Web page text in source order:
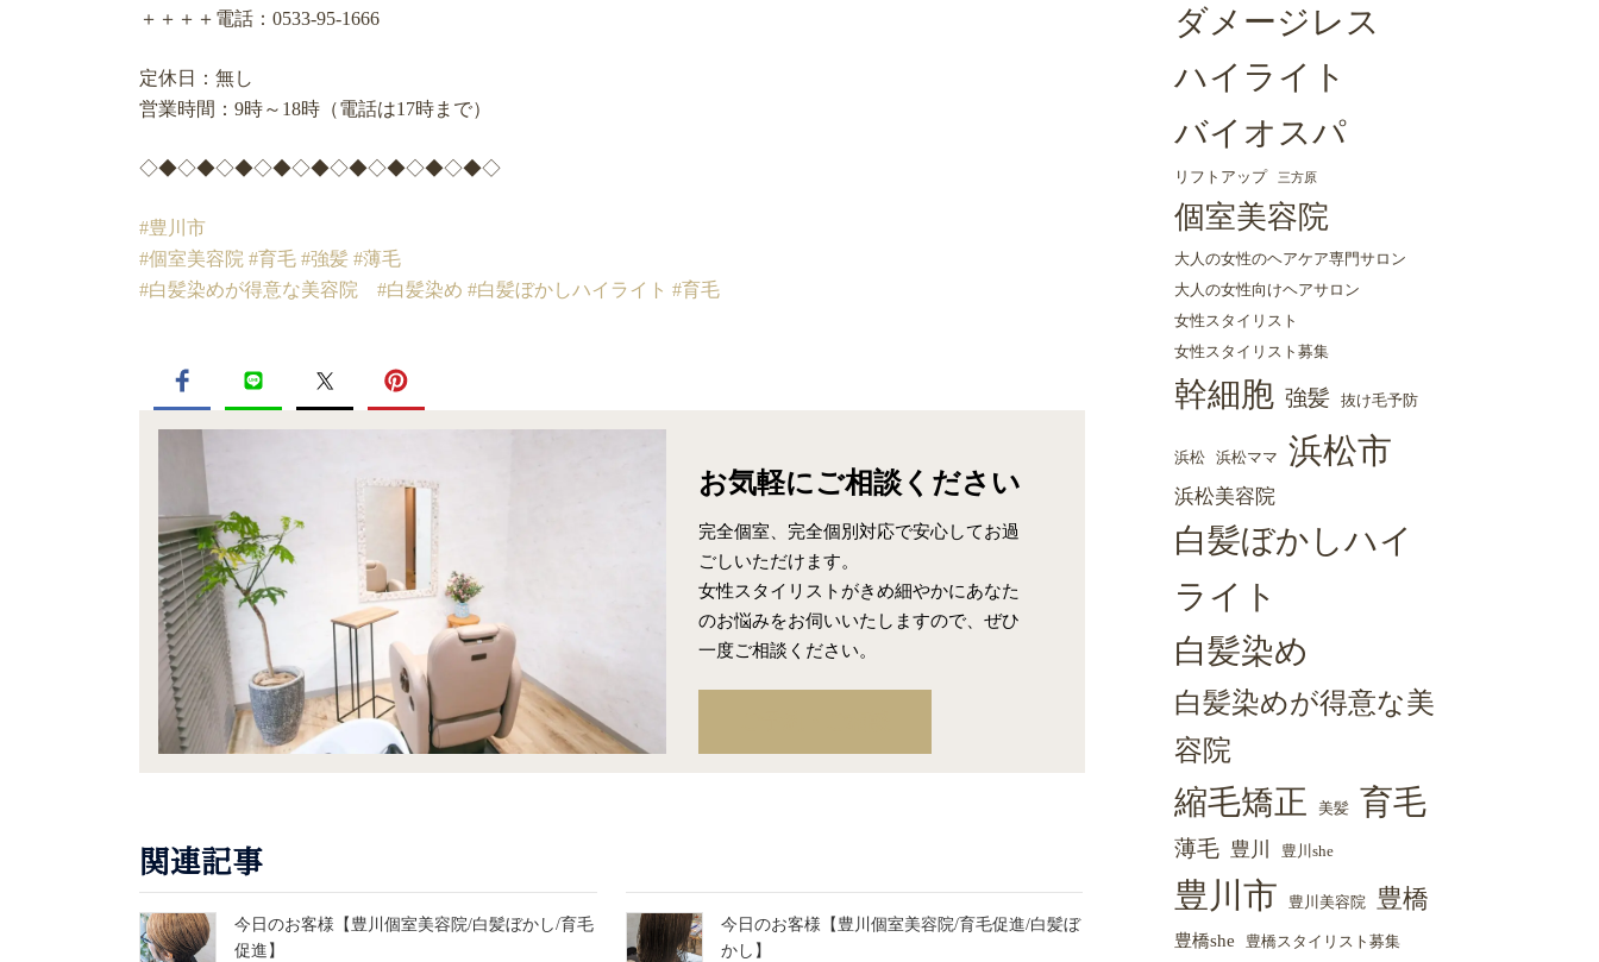
＋＋＋＋電話：0533-95-1666
定休日：無し
営業時間：9時～18時（電話は17時まで）
◇◆◇◆◇◆◇◆◇◆◇◆◇◆◇◆◇◆◇
#豊川市
#個室美容院 #育毛 #強髪 #薄毛
#白髪染めが得意な美容院
#白髪染め #白髪ぼかしハイライト #育毛
お気軽にご相談ください
完全個室、完全個別対応で安心してお過
ごしいただけます。
女性スタイリストがきめ細やかにあなた
のお悩みをお伺いいたしますので、ぜひ
一度ご相談ください。
関連記事
今日のお客様【豊川個室美容院/白髪ぼかし/育毛
促進】
今日のお客様【豊川個室美容院/育毛促進/白髪ぼ
かし】
ダメージレス
ハイライト
バイオスパ
リフトアップ 三方原
個室美容院
大人の女性のヘアケア専門サロン
大人の女性向けヘアサロン
女性スタイリスト
女性スタイリスト募集
幹細胞 強髪 抜け毛予防
浜松 浜松ママ 浜松市
浜松美容院
白髪ぼかしハイ
ライト
白髪染め
白髪染めが得意な美
容院
縮毛矯正 美髪 育毛
薄毛 豊川 豊川she
豊川市 豊川美容院 豊橋
豊橋she 豊橋スタイリスト募集